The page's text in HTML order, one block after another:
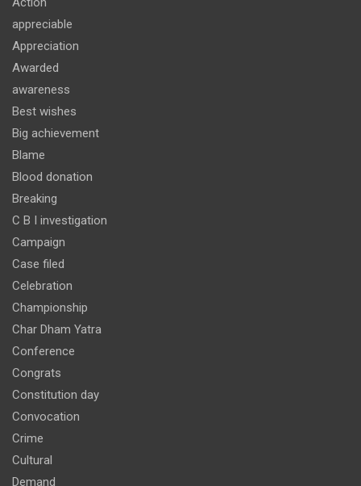
appreciable
Appreciation
Awarded
awareness
Best wishes
Big achievement
Blame
Blood donation
Breaking
C B I investigation
Campaign
Case filed
Celebration
Championship
Char Dham Yatra
Conference
Congrats
Constitution day
Convocation
Crime
Cultural
Demand